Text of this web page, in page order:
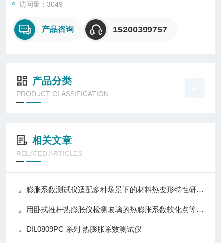
访问量：3049
产品咨询 15200399757
产品分类
PRODUCT CLASSIFICATION
相关文章
RELATED ARTICLES
膨胀系数测试仪适配多种场景下的材料热变形特性研究需求
用卧式推杆热膨胀仪检测玻璃的热膨胀系数软化点等性能
DIL0809PC 系列 热膨胀系数测试仪